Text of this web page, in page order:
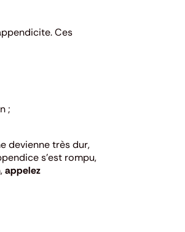
Ces
;
devienne très dur,
s’est rompu,
appelez